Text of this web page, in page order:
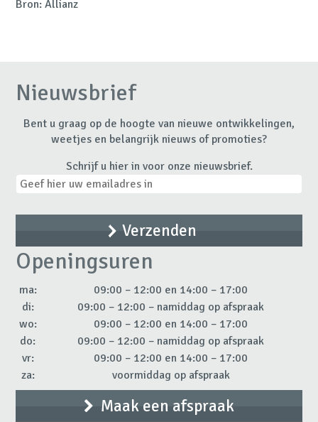
Bron: Allianz
Nieuwsbrief
Bent u graag op de hoogte van nieuwe ontwikkelingen,
weetjes en belangrijk nieuws of promoties?
Schrijf u hier in voor onze nieuwsbrief.
Openingsuren
ma:
09:00 – 12:00 en 14:00 – 17:00
di:
09:00 – 12:00 – namiddag op afspraak
wo:
09:00 – 12:00 en 14:00 – 17:00
do:
09:00 – 12:00 – namiddag op afspraak
vr:
09:00 – 12:00 en 14:00 – 17:00
za:
voormiddag op afspraak
Maak een afspraak